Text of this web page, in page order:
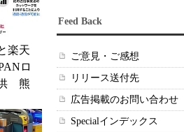
楽天
ロ
熊
Feed Back
ご意見・ご感想
リリース送付先
広告掲載のお問い合わせ
Specialインデックス